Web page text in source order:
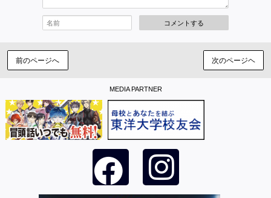
コメントする
前のページへ 次のページヘ
MEDIA PARTNER